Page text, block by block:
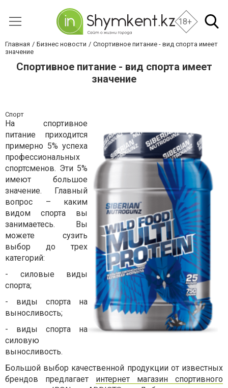
18+
Главная Бизнес новости
Спортивное питание - вид спорта имеет
значение
Спортивное питание - вид спорта имеет
значение
Спорт
На спортивное
питание приходится
примерно 5% успеха
профессиональных
спортсменов. Эти 5%
имеют большое
значение. Главный
вопрос – каким
видом спорта вы
занимаетесь. Вы
можете сузить
выбор до трех
категорий:
- силовые виды
спорта;
- виды спорта на
выносливость;
- виды спорта на
силовую
выносливость.
Большой выбор качественной продукции от известных
брендов предлагает интернет магазин спортивного